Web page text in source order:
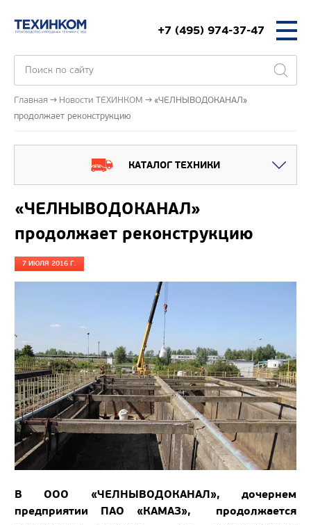
+7 (495) 974-37-47
Главная Новости ТЕХИНКОМ
«ЧЕЛНЫВОДОКАНАЛ»
продолжает реконструкцию
КАТАЛОГ ТЕХНИКИ
«ЧЕЛНЫВОДОКАНАЛ»
продолжает реконструкцию
7 ИЮЛЯ 2016 Г.
В ООО «ЧЕЛНЫВОДОКАНАЛ», дочернем
предприятии ПАО «КАМАЗ», продолжается